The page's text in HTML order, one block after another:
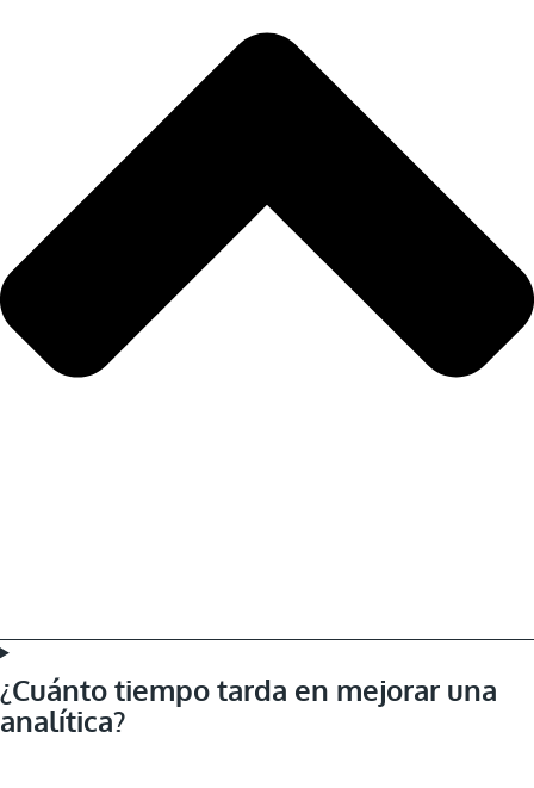
¿Cuánto tiempo tarda en mejorar una
analítica?